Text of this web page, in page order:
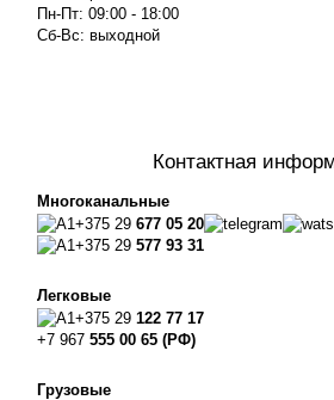
Пн-Пт: 09:00 - 18:00
Сб-Вс: выходной
Контактная
Многоканальные
+375 29 677 05 20
+375 29 577 93 31
Легковые
+375 29 122 77 17
+7 967 555 00 65 (РФ)
Грузовые